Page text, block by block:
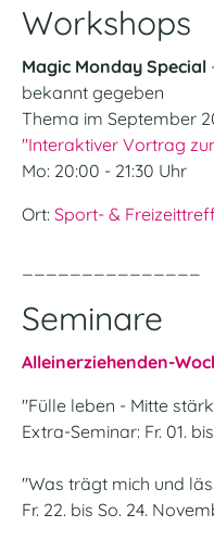
Workshops
Magic Monday Special
bekannt gegeben
Thema im September
"Interaktiver Vortrag
Mo: 20:00 - 21:30 Uhr
Ort: Sport- &
Seminare
Alleinerziehenden-
"Fülle leben - Mitte
Extra-Seminar: Fr. 01.
"Was trägt mich und
Fr. 22. bis So. 24.